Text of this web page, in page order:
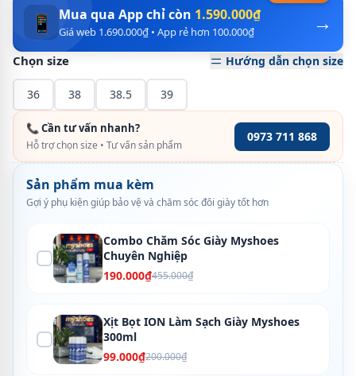
→
📱 Mua qua App chỉ còn 1.590.000₫
Giá web 1.690.000₫ • App rẻ hơn 100.000₫
Chọn size Hướng dẫn chọn size
36 38 38.5 39
📞 Cần tư vấn nhanh?
Hỗ trợ chọn size • Tư vấn sản phẩm
0973 711 868
Sản phẩm mua kèm
Gợi ý phụ kiện giúp bảo vệ và chăm sóc đôi giày tốt hơn
Combo Chăm Sóc Giày Myshoes
Chuyên Nghiệp
190.000₫455.000₫
Xịt Bọt ION Làm Sạch Giày Myshoes
300ml
99.000₫200.000₫